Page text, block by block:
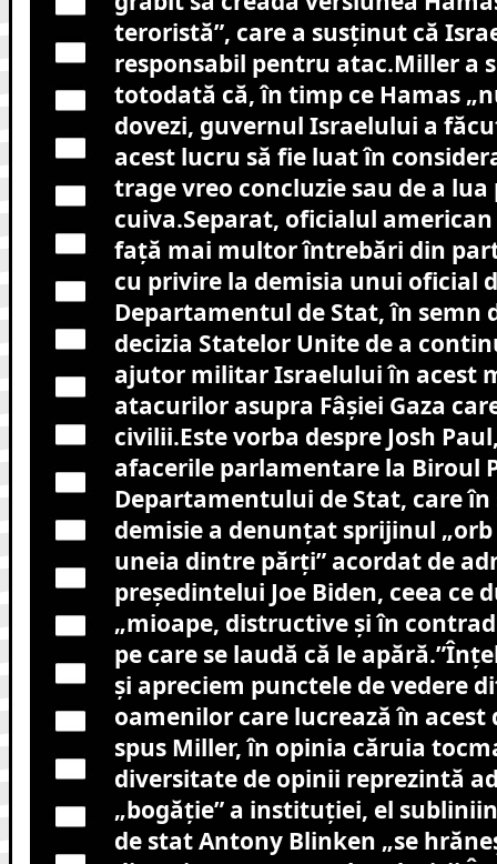
teroristă”, care a susţinut că
responsabil pentru atac.Miller a
totodată că, în timp ce Hamas
dovezi, guvernul Israelului a
acest lucru să fie luat în
trage vreo concluzie sau de a
cuiva.Separat, oficialul
faţă mai multor întrebări din
cu privire la demisia unui oficial
Departamentul de Stat, în semn
decizia Statelor Unite de a
ajutor militar Israelului în acest
atacurilor asupra Fâşiei Gaza
civilii.Este vorba despre Josh
afacerile parlamentare la Biroul
Departamentului de Stat, care în
demisie a denunţat sprijinul
uneia dintre părţi” acordat de
preşedintelui Joe Biden, ceea ce
„mioape, distructive şi în
pe care se laudă că le
şi apreciem punctele de vedere
oamenilor care lucrează în acest
spus Miller, în opinia căruia
diversitate de opinii reprezintă
„bogăţie” a instituţiei, el
de stat Antony Blinken „se